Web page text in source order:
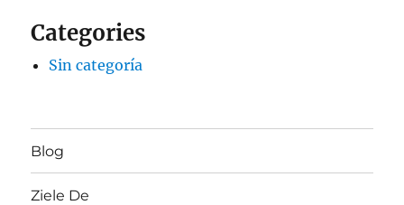
Categories
Sin categoría
Blog
Ziele De